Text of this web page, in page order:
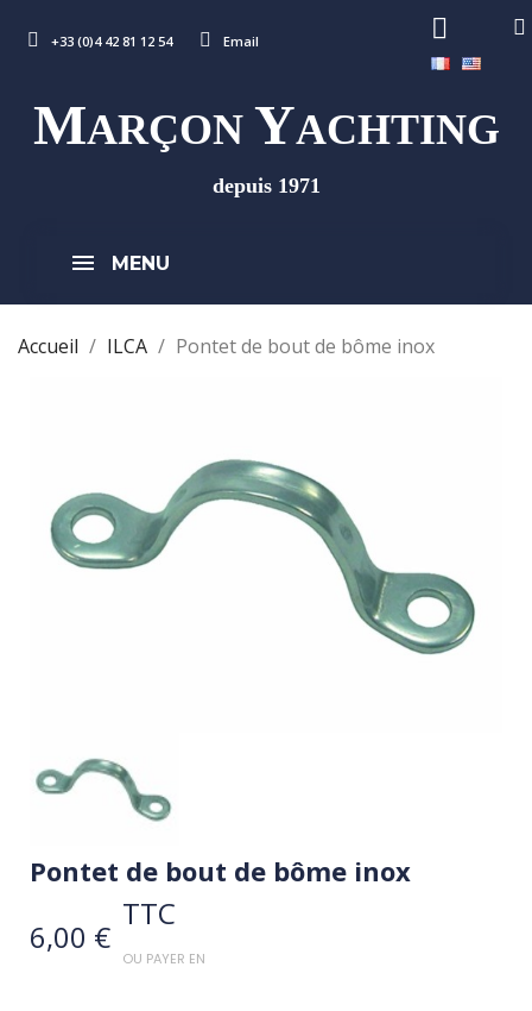
+33 (0)4 42 81 12 54 Email
MARÇON YACHTING
depuis 1971
MENU
Accueil ILCA Pontet de bout de bôme inox
Pontet de bout de bôme inox
6,00 €
TTC
OU PAYER EN